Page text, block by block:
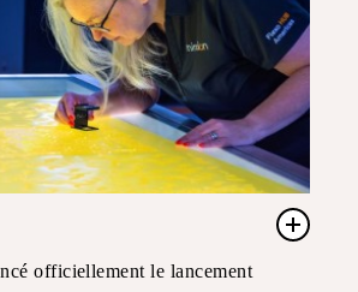
officiellement le lancement